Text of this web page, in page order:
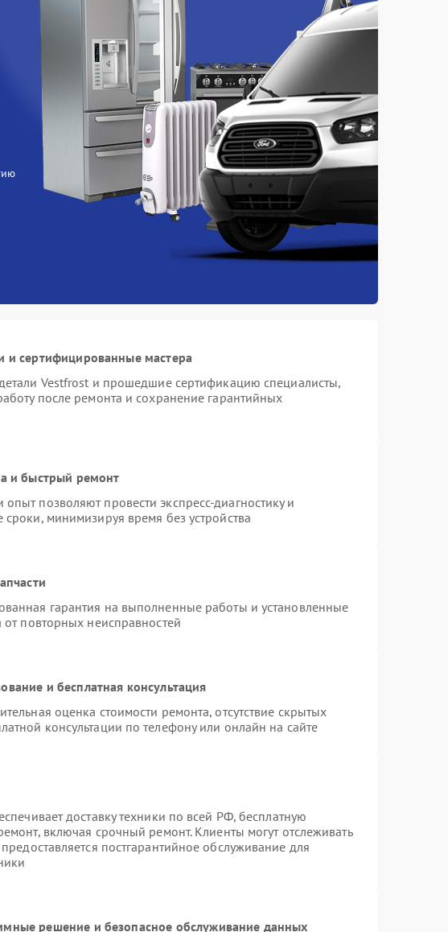
и сертифицированные мастера
Vestfrost и прошедшие сертификацию специалисты,
после ремонта и сохранение гарантийных
и быстрый ремонт
позволяют провести экспресс-диагностику и
минимизируя время без устройства
гарантия на выполненные работы и установленные
повторных неисправностей
и бесплатная консультация
оценка стоимости ремонта, отсутствие скрытых
консультации по телефону или онлайн на сайте
доставку техники по всей РФ, бесплатную
включая срочный ремонт. Клиенты могут отслеживать
постгарантийное обслуживание для
решение и безопасное обслуживание данных